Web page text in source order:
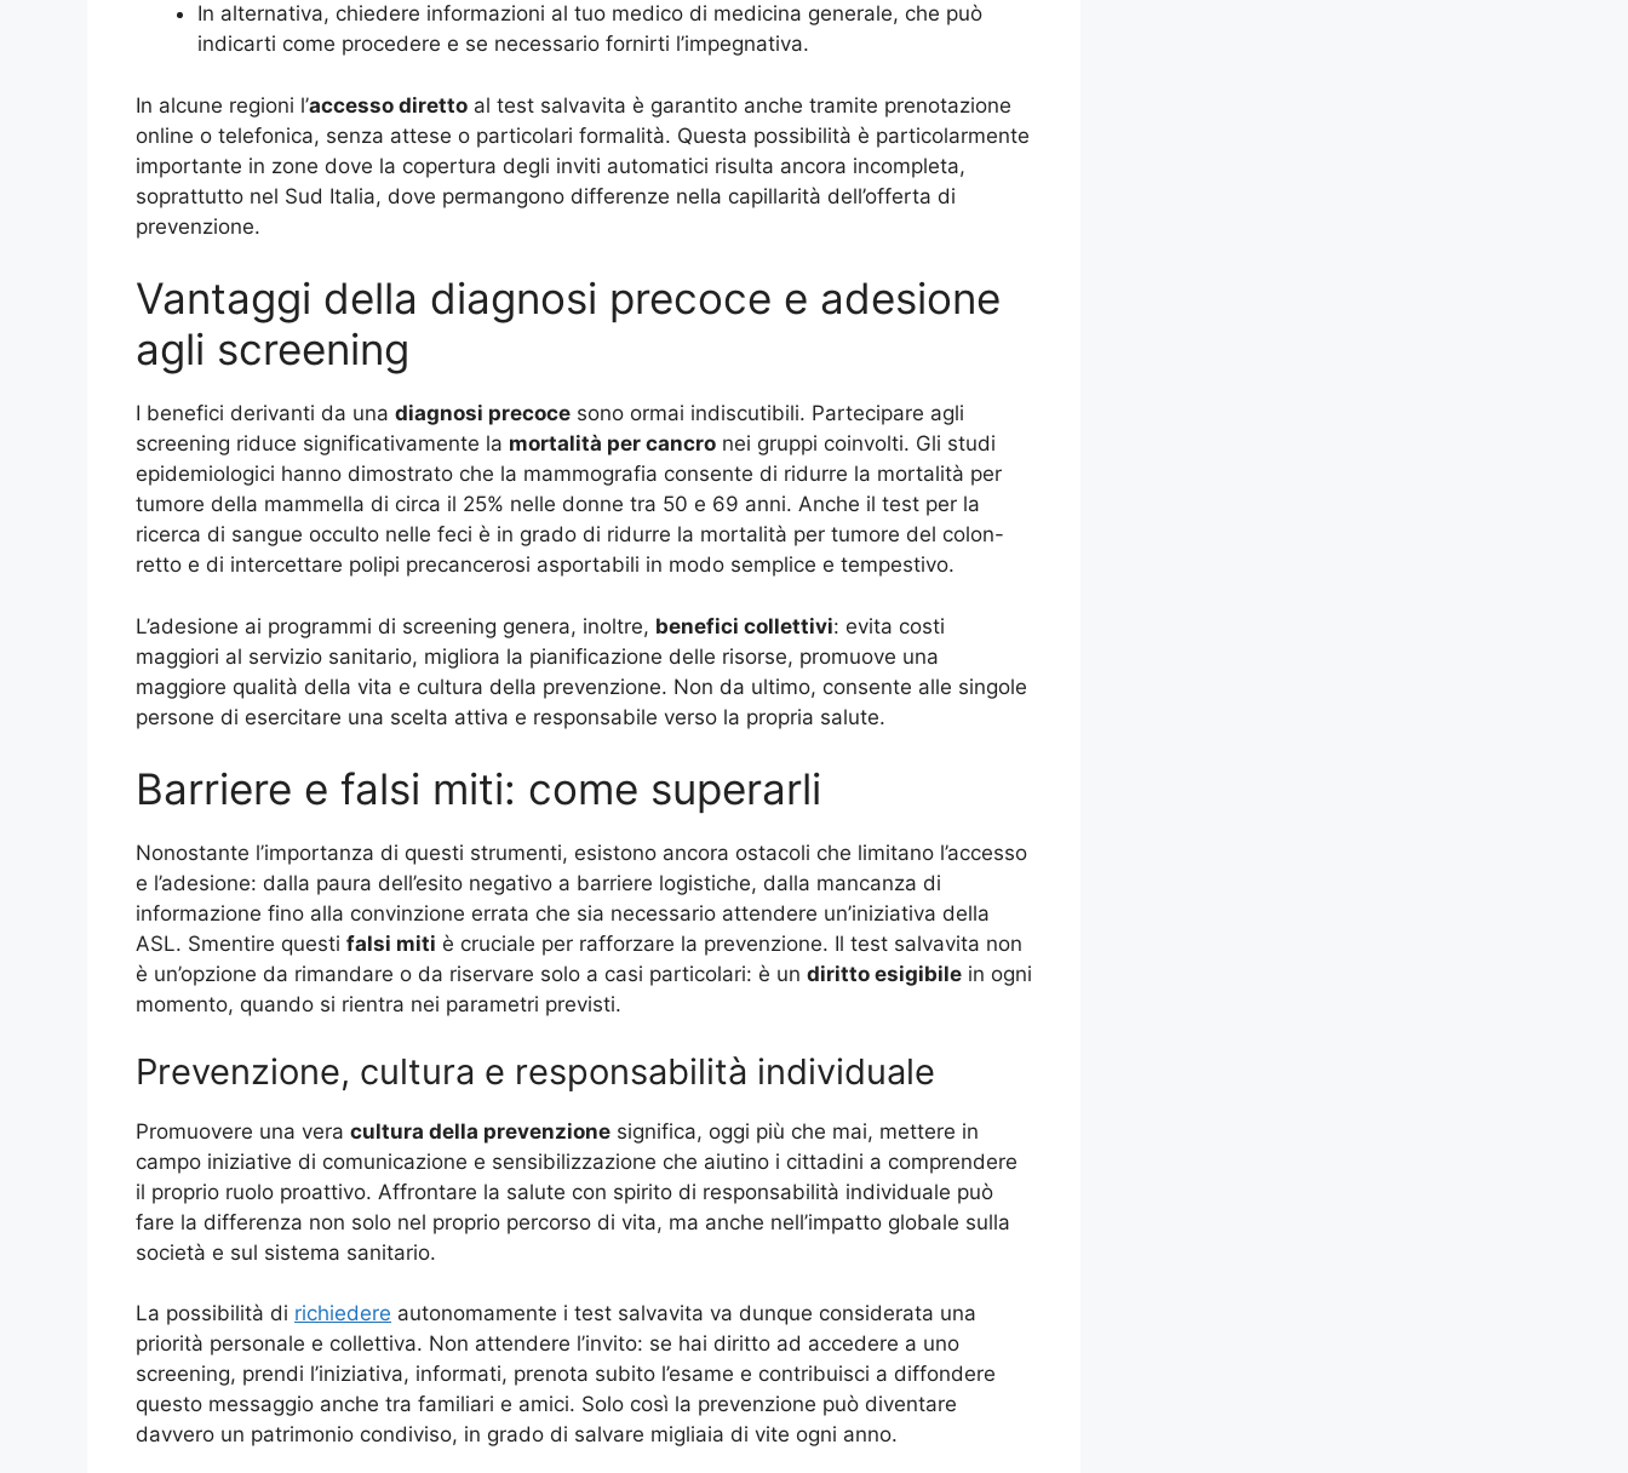
In alternativa, chiedere informazioni al tuo medico di medicina generale, che può
indicarti come procedere e se necessario fornirti l’impegnativa.
In alcune regioni l’accesso diretto al test salvavita è garantito anche tramite prenotazione
online o telefonica, senza attese o particolari formalità. Questa possibilità è particolarmente
importante in zone dove la copertura degli inviti automatici risulta ancora incompleta,
soprattutto nel Sud Italia, dove permangono differenze nella capillarità dell’offerta di
prevenzione.
Vantaggi della diagnosi precoce e adesione
agli screening
I benefici derivanti da una diagnosi precoce sono ormai indiscutibili. Partecipare agli
screening riduce significativamente la mortalità per cancro nei gruppi coinvolti. Gli studi
epidemiologici hanno dimostrato che la mammografia consente di ridurre la mortalità per
tumore della mammella di circa il 25% nelle donne tra 50 e 69 anni. Anche il test per la
ricerca di sangue occulto nelle feci è in grado di ridurre la mortalità per tumore del colon-
retto e di intercettare polipi precancerosi asportabili in modo semplice e tempestivo.
L’adesione ai programmi di screening genera, inoltre, benefici collettivi: evita costi
maggiori al servizio sanitario, migliora la pianificazione delle risorse, promuove una
maggiore qualità della vita e cultura della prevenzione. Non da ultimo, consente alle singole
persone di esercitare una scelta attiva e responsabile verso la propria salute.
Barriere e falsi miti: come superarli
Nonostante l’importanza di questi strumenti, esistono ancora ostacoli che limitano l’accesso
e l’adesione: dalla paura dell’esito negativo a barriere logistiche, dalla mancanza di
informazione fino alla convinzione errata che sia necessario attendere un’iniziativa della
ASL. Smentire questi falsi miti è cruciale per rafforzare la prevenzione. Il test salvavita non
è un’opzione da rimandare o da riservare solo a casi particolari: è un diritto esigibile in ogni
momento, quando si rientra nei parametri previsti.
Prevenzione, cultura e responsabilità individuale
Promuovere una vera cultura della prevenzione significa, oggi più che mai, mettere in
campo iniziative di comunicazione e sensibilizzazione che aiutino i cittadini a comprendere
il proprio ruolo proattivo. Affrontare la salute con spirito di responsabilità individuale può
fare la differenza non solo nel proprio percorso di vita, ma anche nell’impatto globale sulla
società e sul sistema sanitario.
La possibilità di richiedere autonomamente i test salvavita va dunque considerata una
priorità personale e collettiva. Non attendere l’invito: se hai diritto ad accedere a uno
screening, prendi l’iniziativa, informati, prenota subito l’esame e contribuisci a diffondere
questo messaggio anche tra familiari e amici. Solo così la prevenzione può diventare
davvero un patrimonio condiviso, in grado di salvare migliaia di vite ogni anno.